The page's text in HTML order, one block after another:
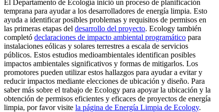
El Departamento de Ecología inició un proceso de planificación
temprana para ayudar a los desarrolladores de energía limpia. Esto
ayuda a identificar posibles problemas y requisitos de permisos en
las primeras etapas del desarrollo del proyecto. Ecology también
completó declaraciones de impacto ambiental programático para
instalaciones eólicas y solares terrestres a escala de servicios
públicos. Estos estudios medioambientales identifican posibles
impactos ambientales significativos y formas de mitigarlos. Los
promotores pueden utilizar estos hallazgos para ayudar a evitar y
reducir impactos mediante elecciones de ubicación y diseño. Para
saber más sobre el trabajo de Ecology para apoyar la ubicación y la
obtención de permisos eficientes y eficaces de proyectos de energía
limpia, por favor visite la página de Energía Limpia de Ecology.